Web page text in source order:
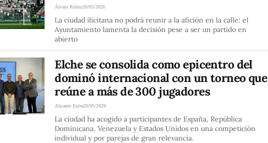
Álvaro Rubio20/05/2026
La ciudad ilicitana no podrá reunir a la afición en la calle: el
Ayuntamiento lamenta la decisión pese a ser un partido en
abierto
Elche se consolida como epicentro del
dominó internacional con un torneo que
reúne a más de 300 jugadores
Alicante Extra20/05/2026
La ciudad ha acogido a participantes de España, República
Dominicana, Venezuela y Estados Unidos en una competición
individual y por parejas de gran relevancia.